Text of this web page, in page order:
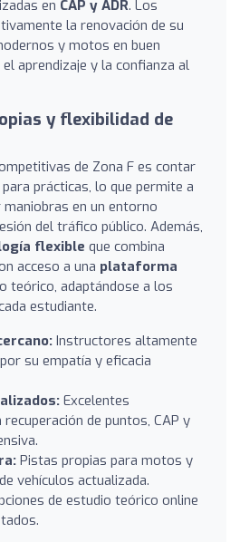
en CAP y ADR. Los
la renovación de su
y motos en buen
aprendizaje y la confianza al
y flexibilidad de
de Zona F es contar
para prácticas, lo que permite a
en un entorno
del tráfico público. Además,
flexible que combina
acceso a una plataforma
teórico, adaptándose a los
estudiante.
Instructores altamente
su empatía y eficacia
Excelentes
de puntos, CAP y
Pistas propias para motos y
vehículos actualizada.
de estudio teórico online